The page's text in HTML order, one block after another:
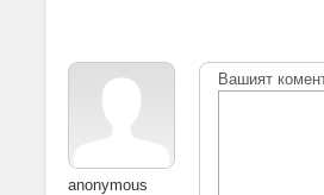
anonymous
Вашият